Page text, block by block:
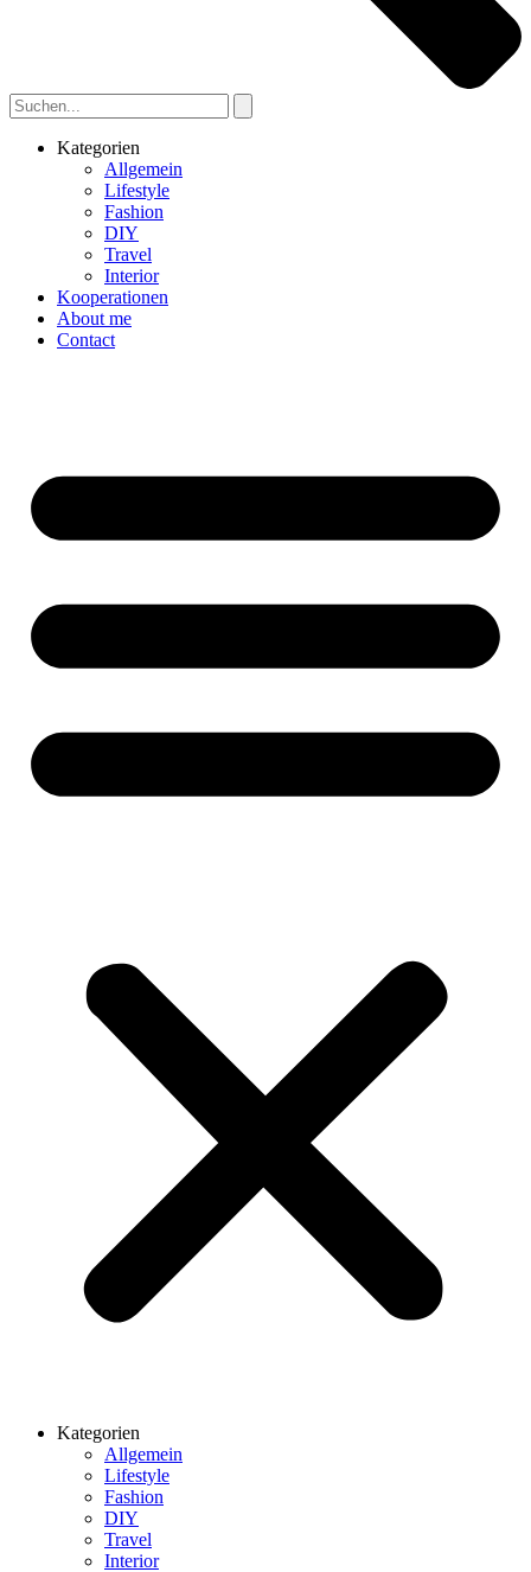
Kategorien
Allgemein
Lifestyle
Fashion
DIY
Travel
Interior
Kooperationen
About me
Contact
Kategorien
Allgemein
Lifestyle
Fashion
DIY
Travel
Interior